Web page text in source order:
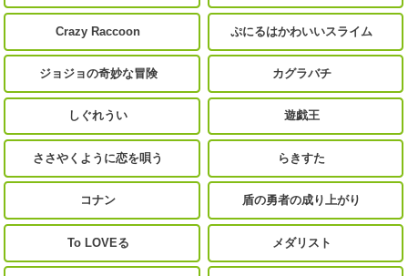
Crazy Raccoon ぷにるはかわいいスライム
ジョジョの奇妙な冒険 カグラバチ
しぐれうい 遊戯王
ささやくように恋を唄う らきすた
コナン 盾の勇者の成り上がり
To LOVEる メダリスト